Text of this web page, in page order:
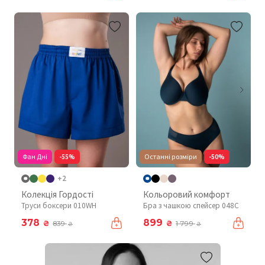
Фан Дні -55%
+2
Колекція Гордості
Труси боксери 010WH
378 ₴ 839₴
Останні розміри -50%
Кольоровий комфорт
Бра з чашкою спейсер 048C
899 ₴ 1 799₴